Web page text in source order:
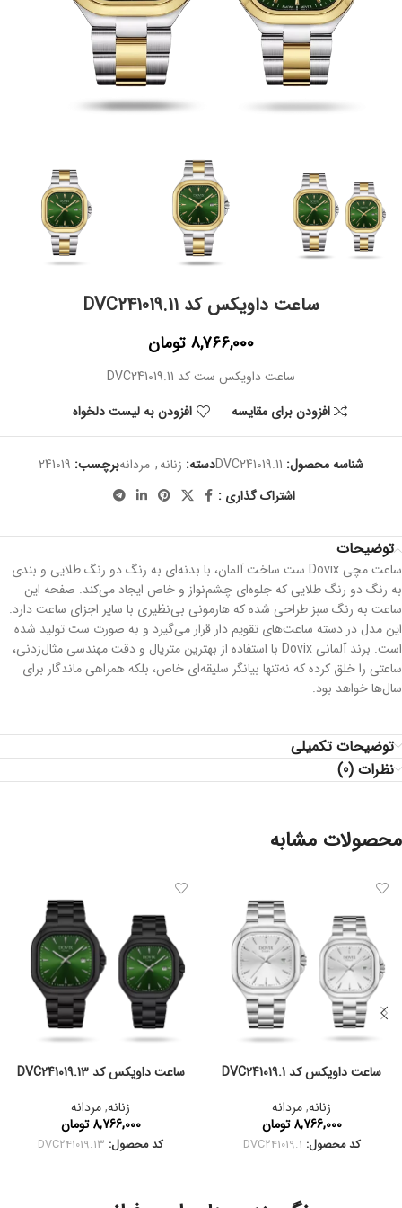
ساعت داویکس کد DVC241019.11
8,766,000 تومان
ساعت داویکس ست کد DVC241019.11
افزودن برای مقایسه
افزودن به لیست دلخواه
شناسه محصول: DVC241019.11دسته: زنانه, مردانهبرچسب: 241019
اشتراک گذاری :
توضیحات
ساعت مچی Dovix ست ساخت آلمان، با بدنه‌ای به رنگ دو رنگ طلایی و بندی
به رنگ دو رنگ طلایی که جلوه‌ای چشم‌نواز و خاص ایجاد می‌کند. صفحه این
ساعت به رنگ سبز طراحی شده که هارمونی بی‌نظیری با سایر اجزای ساعت دارد.
این مدل در دسته ساعت‌های تقویم دار قرار می‌گیرد و به صورت ست تولید شده
است. برند آلمانی Dovix با استفاده از بهترین متریال و دقت مهندسی مثال‌زدنی،
ساعتی را خلق کرده که نه‌تنها بیانگر سلیقه‌ای خاص، بلکه همراهی ماندگار برای
سال‌ها خواهد بود.
توضیحات تکمیلی
نظرات (0)
محصولات مشابه
ساعت داویکس کد DVC241019.1
زنانه,مردانه
8,766,000 تومان
کد محصول: DVC241019.1
ساعت داویکس کد DVC241019.13
زنانه,مردانه
8,766,000 تومان
کد محصول: DVC241019.13